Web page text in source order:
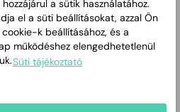
a sütik használatához.
el a süti beállításokat, azzal Ön
k beállításához, és a
működéshez elengedhetetlenül
Süti tájékoztató